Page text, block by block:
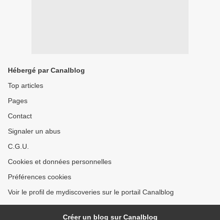
Hébergé par Canalblog
Top articles
Pages
Contact
Signaler un abus
C.G.U.
Cookies et données personnelles
Préférences cookies
Voir le profil de mydiscoveries sur le portail Canalblog
Créer un blog sur Canalblog